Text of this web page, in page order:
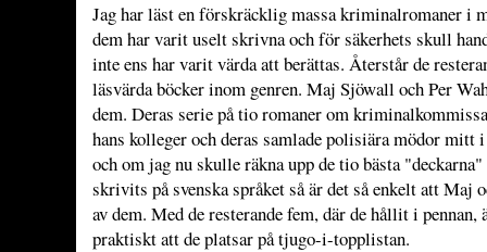
Jag har läst en förskräcklig massa kriminalromaner i
dem har varit uselt skrivna och för säkerhets skull
inte ens har varit värda att berättas. Återstår de
läsvärda böcker inom genren. Maj Sjöwall och Per
dem. Deras serie på tio romaner om
hans kolleger och deras samlade polisiära mödor mitt
och om jag nu skulle räkna upp de tio bästa
skrivits på svenska språket så är det så enkelt att Maj
av dem. Med de resterande fem, där de hållit i pennan,
praktiskt att de platsar på tjugo-i-topplistan.